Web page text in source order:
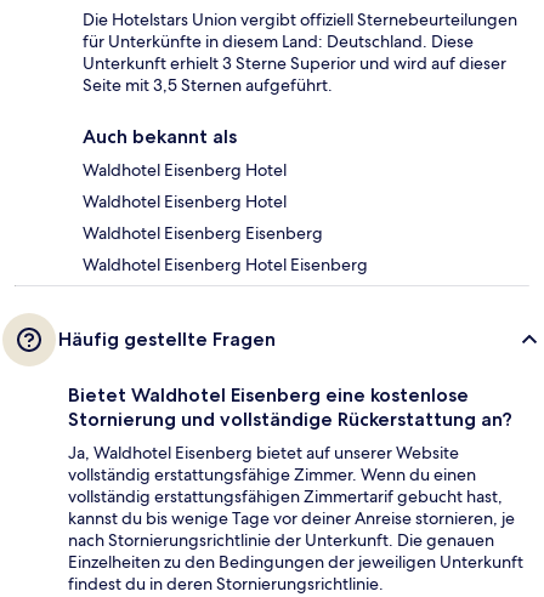
Die Hotelstars Union vergibt offiziell Sternebeurteilungen
für Unterkünfte in diesem Land: Deutschland. Diese
Unterkunft erhielt 3 Sterne Superior und wird auf dieser
Seite mit 3,5 Sternen aufgeführt.
Auch bekannt als
Waldhotel Eisenberg Hotel
Waldhotel Eisenberg Hotel
Waldhotel Eisenberg Eisenberg
Waldhotel Eisenberg Hotel Eisenberg
Häufig gestellte Fragen
Bietet Waldhotel Eisenberg eine kostenlose
Stornierung und vollständige Rückerstattung an?
Ja, Waldhotel Eisenberg bietet auf unserer Website
vollständig erstattungsfähige Zimmer. Wenn du einen
vollständig erstattungsfähigen Zimmertarif gebucht hast,
kannst du bis wenige Tage vor deiner Anreise stornieren, je
nach Stornierungsrichtlinie der Unterkunft. Die genauen
Einzelheiten zu den Bedingungen der jeweiligen Unterkunft
findest du in deren Stornierungsrichtlinie.